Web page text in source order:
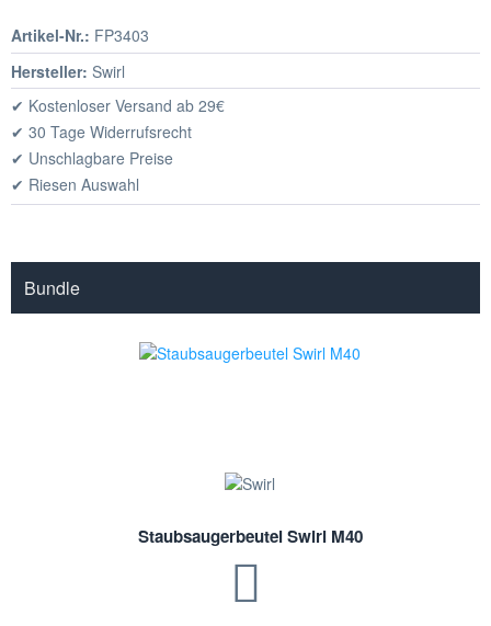
Artikel-Nr.: FP3403
Hersteller: Swirl
✔ Kostenloser Versand ab 29€
✔ 30 Tage Widerrufsrecht
✔ Unschlagbare Preise
✔ Riesen Auswahl
Bundle
Staubsaugerbeutel Swirl M40